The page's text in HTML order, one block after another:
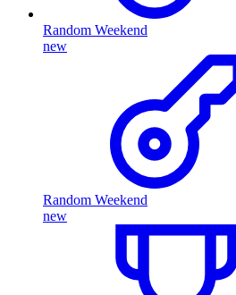
Random Weekend
new
Random Weekend
new